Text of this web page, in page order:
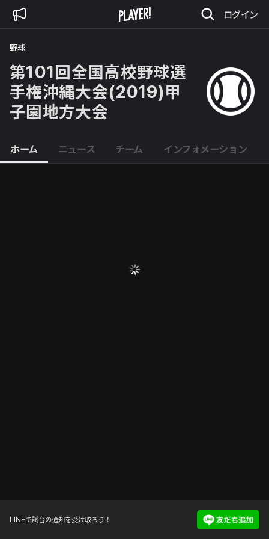
ログイン
野球
第101回全国高校野球選
手権沖縄大会(2019)甲
子園地方大会
ホーム ニュース チーム インフォメーション
LINEで試合の通知を受け取ろう！